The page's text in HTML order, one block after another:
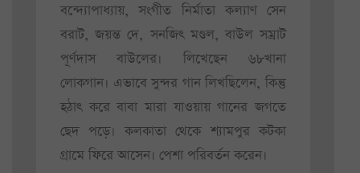
বন্দ্যোপাধ্যায়, সংগীত নির্মাতা কল্যাণ সেন
বরাট, জয়ন্ত দে, সনজিৎ মণ্ডল, বাউল সম্রাট
পূর্ণদাস বাউলের। লিখেছেন ৬৮খানা
লোকগান। এভাবে সুন্দর গান লিখছিলেন, কিন্তু
হঠাৎ করে বাবা মারা যাওয়ায় গানের জগতে
ছেদ পড়ে। কলকাতা থেকে শ্যামপুর কটকা
গ্রামে ফিরে আসেন। পেশা পরিবর্তন করেন।